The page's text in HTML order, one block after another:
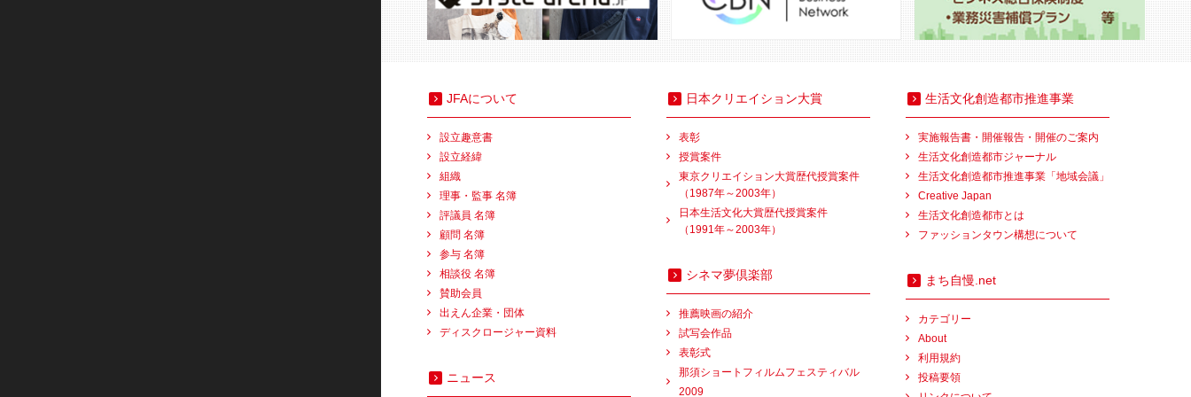
JFAについて
設立趣意書
設立経緯
組織
理事・監事 名簿
評議員 名簿
顧問 名簿
参与 名簿
相談役 名簿
賛助会員
出えん企業・団体
ディスクロージャー資料
ニュース
日本クリエイション大賞
表彰
授賞案件
東京クリエイション大賞歴代授賞案件
（1987年～2003年）
日本生活文化大賞歴代授賞案件
（1991年～2003年）
シネマ夢倶楽部
推薦映画の紹介
試写会作品
表彰式
那須ショートフィルムフェスティバル
2009
生活文化創造都市推進事業
実施報告書・開催報告・開催のご案内
生活文化創造都市ジャーナル
生活文化創造都市推進事業「地域会議」
Creative Japan
生活文化創造都市とは
ファッションタウン構想について
まち自慢.net
カテゴリー
About
利用規約
投稿要領